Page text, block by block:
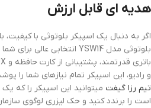
هدیه ای قابل ارزش
اگر به دنبال یک اسپیکر بلوتوثی با کیفیت،
و رادیو، این اسپیکر تمام نیازهای شما
تیم رزا گیفت میتوانید این اسپیکر را که
است را برندد کنید و حک لیزری لوگوی